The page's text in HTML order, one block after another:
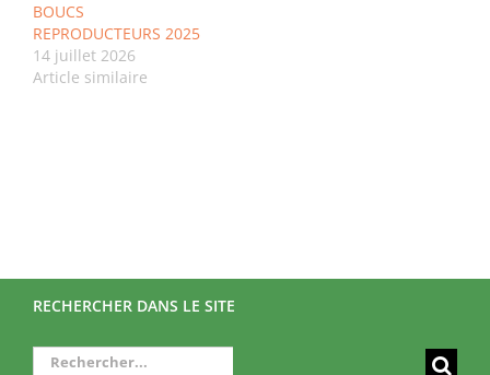
BOUCS
REPRODUCTEURS 2025
14 juillet 2026
Article similaire
RECHERCHER DANS LE SITE
Rechercher: